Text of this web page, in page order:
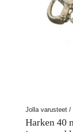
Jolla varusteet
Harken 40